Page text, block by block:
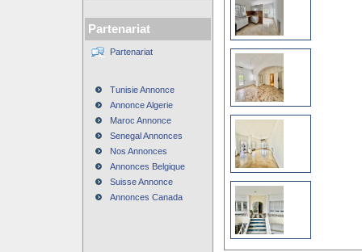
Partenariat
Partenariat
Tunisie Annonce
Annonce Algerie
Maroc Annonce
Senegal Annonces
Nos Annonces
Annonces Belgique
Suisse Annonce
Annonces Canada